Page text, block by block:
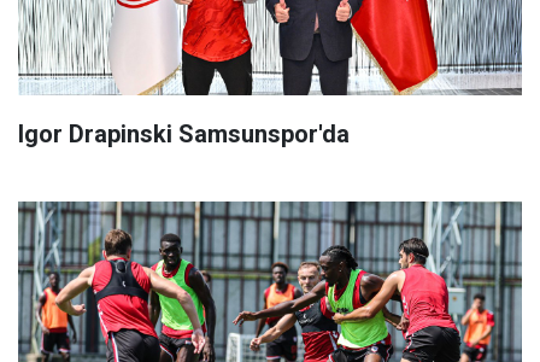
Igor Drapinski Samsunspor'da